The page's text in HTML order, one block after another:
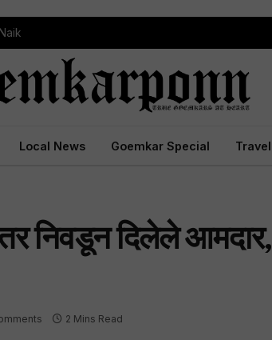
Local News Goemkar Special Travel
तर निवडून दिलेले आमदार,
2 Mins Read